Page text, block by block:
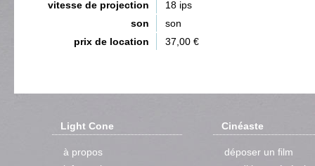
vitesse de projection
18 ips
son
son
prix de location
37,00 €
Light Cone
à propos
Cinéaste
déposer un film